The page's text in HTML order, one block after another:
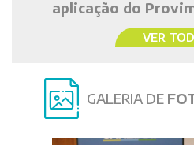
aplicação do
VER
GALERIA DE